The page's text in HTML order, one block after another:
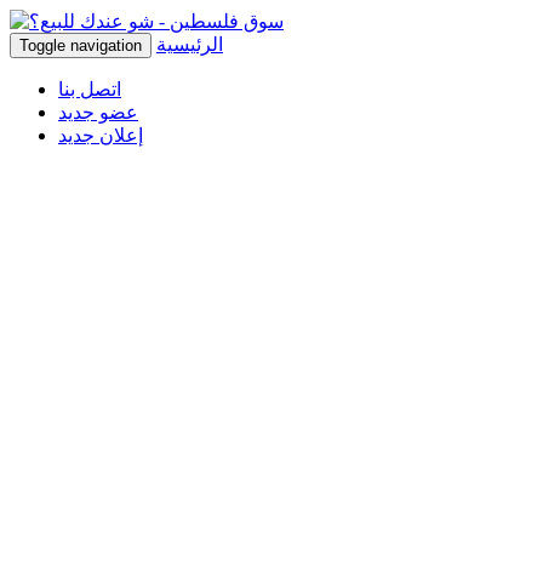
Toggle navigation الرئيسية
اتصل بنا
عضو جديد
إعلان جديد